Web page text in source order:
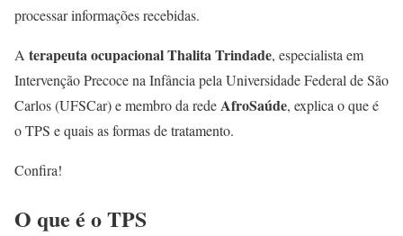
processar informações recebidas.
A terapeuta ocupacional Thalita Trindade, especialista em
Intervenção Precoce na Infância pela Universidade Federal de São
Carlos (UFSCar) e membro da rede AfroSaúde, explica o que é
o TPS e quais as formas de tratamento.
Confira!
O que é o TPS